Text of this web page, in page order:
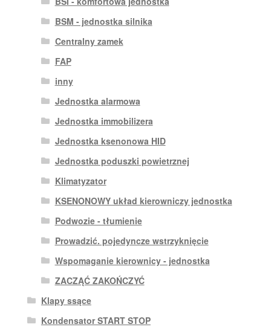
BSM - jednostka silnika
Centralny zamek
FAP
inny
Jednostka alarmowa
Jednostka immobilizera
Jednostka ksenonowa HID
Jednostka poduszki powietrznej
Klimatyzator
KSENONOWY układ kierowniczy jednostka
Podwozie - tłumienie
Prowadzić. pojedyncze wstrzyknięcie
Wspomaganie kierownicy - jednostka
ZACZĄĆ ZAKOŃCZYĆ
Klapy ssące
Kondensator START STOP